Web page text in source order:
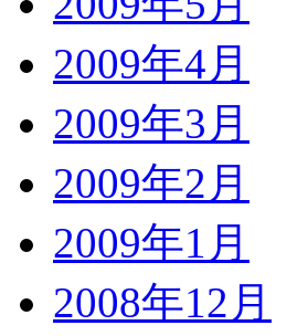
2009年4月
2009年3月
2009年2月
2009年1月
2008年12月